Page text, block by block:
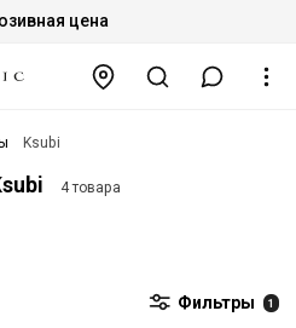
цена
Ksubi
4 товара
Фильтры 1